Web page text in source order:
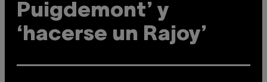
Puigdemont’ y
‘hacerse un Rajoy’